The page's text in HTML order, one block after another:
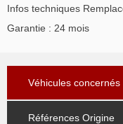
Infos techniques
Garantie : 24 mois
Véhicules concernés
Références Origine